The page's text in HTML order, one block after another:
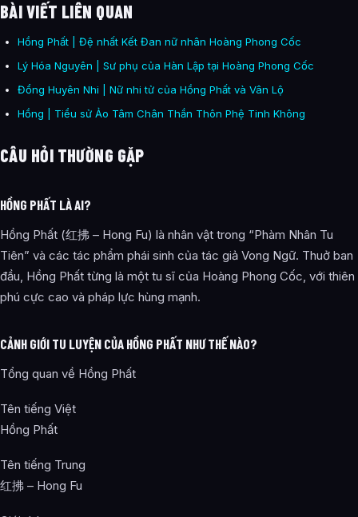
BÀI VIẾT LIÊN QUAN
Hồng Phất | Đệ nhất Kết Đan nữ nhân Hoàng Phong Cốc
Lý Hóa Nguyên | Sư phụ của Hàn Lập tại Hoàng Phong Cốc
Đổng Huyên Nhi | Nữ nhi tử của Hồng Phất và Vân Lộ
Hồng | Tiểu sử Ảo Tâm Chân Thần Thôn Phệ Tinh Không
CÂU HỎI THƯỜNG GẶP
HỒNG PHẤT LÀ AI?
Hồng Phất (红拂 – Hong Fu) là nhân vật trong “Phàm Nhân Tu
Tiên” và các tác phẩm phái sinh của tác giả Vong Ngữ. Thuở ban
đầu, Hồng Phất từng là một tu sĩ của Hoàng Phong Cốc, với thiên
phú cực cao và pháp lực hùng mạnh.
CẢNH GIỚI TU LUYỆN CỦA HỒNG PHẤT NHƯ THẾ NÀO?
Tổng quan về Hồng Phất
Tên tiếng Việt
Hồng Phất
Tên tiếng Trung
红拂 – Hong Fu